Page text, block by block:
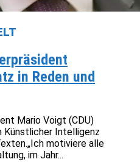
in Reden und
Mario Voigt (CDU)
Künstlicher Intelligenz
motiviere alle
im Jahr...